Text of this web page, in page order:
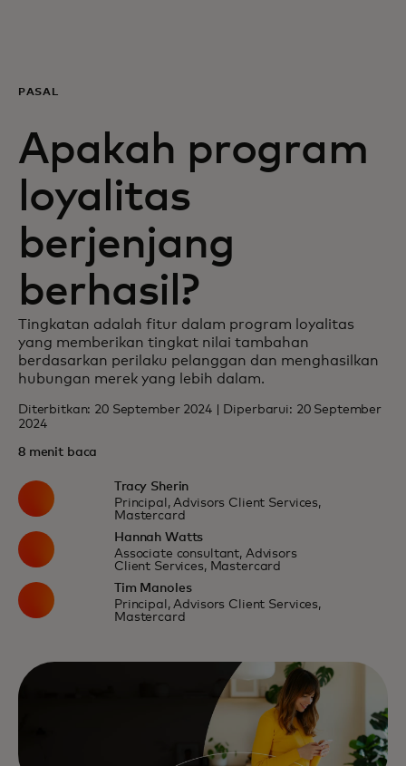
Untuk bisnis
Untuk dunia
Untuk inovator
Berita dan tren
PASAL
Apakah program
loyalitas
berjenjang
berhasil?
Tingkatan adalah fitur dalam program loyalitas
yang memberikan tingkat nilai tambahan
berdasarkan perilaku pelanggan dan menghasilkan
hubungan merek yang lebih dalam.
Diterbitkan: 20 September 2024 | Diperbarui: 20 September
2024
8 menit baca
Tracy Sherin
Principal, Advisors Client Services,
Mastercard
Hannah Watts
Associate consultant, Advisors
Client Services, Mastercard
Tim Manoles
Principal, Advisors Client Services,
Mastercard